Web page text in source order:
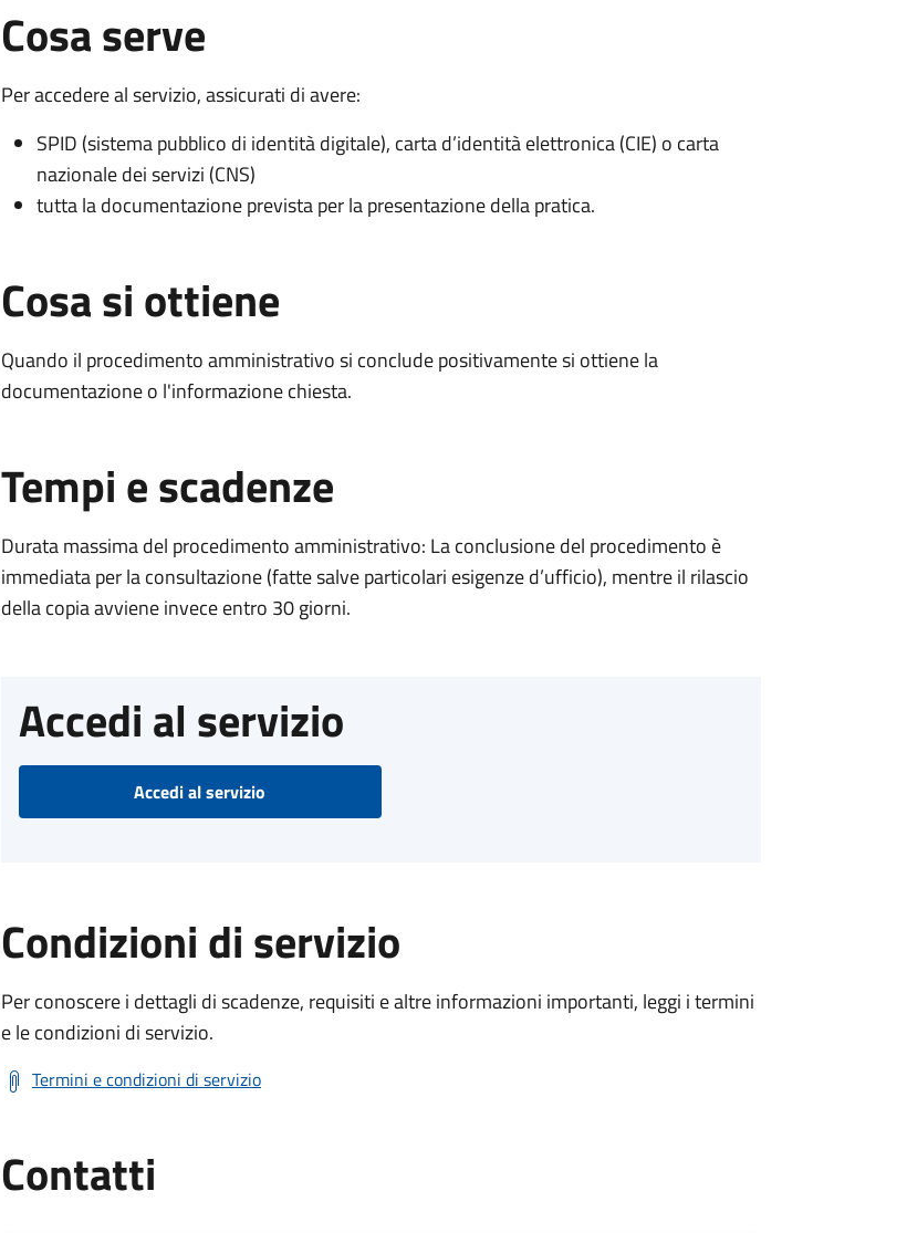
Cosa serve
Per accedere al servizio, assicurati di avere:
SPID (sistema pubblico di identità digitale), carta d’identità elettronica (CIE) o carta
nazionale dei servizi (CNS)
tutta la documentazione prevista per la presentazione della pratica.
Cosa si ottiene
Quando il procedimento amministrativo si conclude positivamente si ottiene la
documentazione o l'informazione chiesta.
Tempi e scadenze
Durata massima del procedimento amministrativo: La conclusione del procedimento è
immediata per la consultazione (fatte salve particolari esigenze d’ufficio), mentre il rilascio
della copia avviene invece entro 30 giorni.
Accedi al servizio
Accedi al servizio
Condizioni di servizio
Per conoscere i dettagli di scadenze, requisiti e altre informazioni importanti, leggi i termini
e le condizioni di servizio.
Termini e condizioni di servizio
Contatti